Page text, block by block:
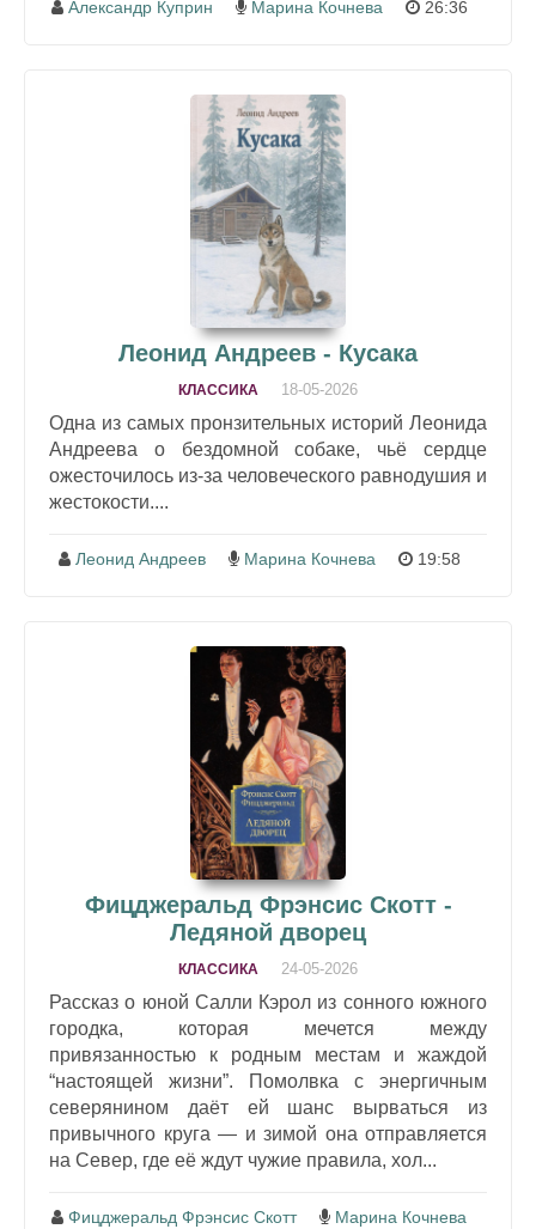
Александр Куприн Марина Кочнева 26:36
Леонид Андреев - Кусака
КЛАССИКА 18-05-2026
Одна из самых пронзительных историй Леонида
Андреева о бездомной собаке, чьё сердце
ожесточилось из-за человеческого равнодушия и
жестокости....
Леонид Андреев Марина Кочнева 19:58
Фицджеральд Фрэнсис Скотт -
Ледяной дворец
КЛАССИКА 24-05-2026
Рассказ о юной Салли Кэрол из сонного южного
городка, которая мечется между
привязанностью к родным местам и жаждой
“настоящей жизни”. Помолвка с энергичным
северянином даёт ей шанс вырваться из
привычного круга — и зимой она отправляется
на Север, где её ждут чужие правила, хол...
Фицджеральд Фрэнсис Скотт Марина Кочнева